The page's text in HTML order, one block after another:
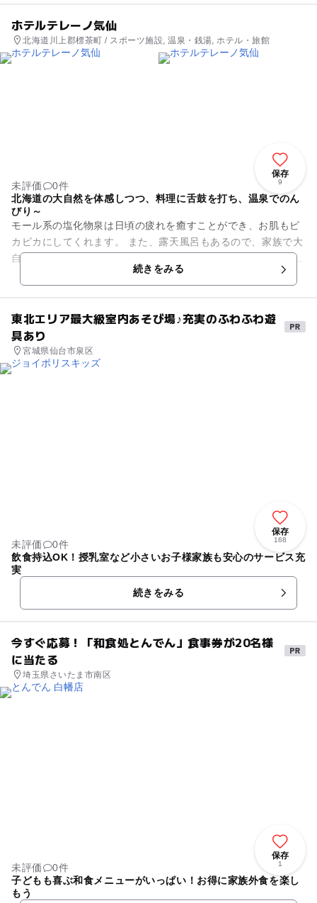
ホテルテレーノ気仙
北海道川上郡標茶町 / スポーツ施設, 温泉・銭湯, ホテル・旅館
保存
9
未評価
0件
北海道の大自然を体感しつつ、料理に舌鼓を打ち、温泉でのん
びり～
モール系の塩化物泉は日頃の疲れを癒すことができ、お肌もピ
カピカにしてくれます。 また、露天風呂もあるので、家族で大
自然の開放感に浸ることができます。 お食事とセットになった
続きをみる
東北エリア最大級室内あそび場♪充実のふわふわ遊
具あり
宮城県仙台市泉区
保存
168
未評価
0件
飲食持込OK！授乳室など小さいお子様家族も安心のサービス充
実
続きをみる
今すぐ応募！「和食処とんでん」食事券が20名様
に当たる
埼玉県さいたま市南区
保存
1
未評価
0件
子どもも喜ぶ和食メニューがいっぱい！お得に家族外食を楽し
もう